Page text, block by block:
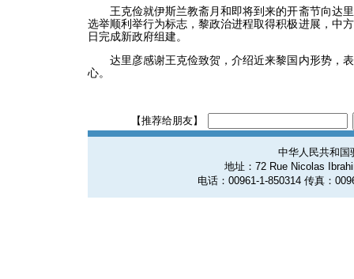
王克俭就伊斯兰教斋月和即将到来的开斋节向达里
选举顺利举行为标志，黎政治进程取得积极进展，中
日完成新政府组建。
达里彦感谢王克俭致贺，介绍近来黎国内形势，表
心。
【推荐给朋友】
中华人民共和国
地址：72 Rue Nicolas
电话：00961-1-850314 传真：